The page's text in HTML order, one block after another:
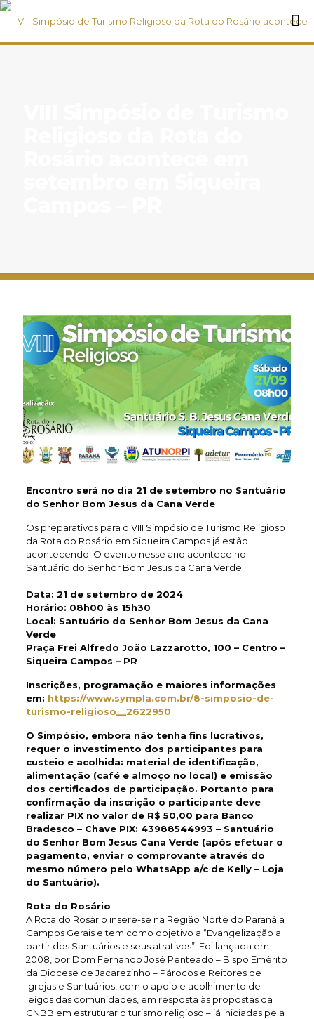
Encontro será no dia 21 de setembro no Santuário
do Senhor Bom Jesus da Cana Verde
Os preparativos para o VIII Simpósio de Turismo Religioso
da Rota do Rosário em Siqueira Campos já estão
acontecendo. O evento nesse ano acontece no
Santuário do Senhor Bom Jesus da Cana Verde.
Data: 21 de setembro de 2024
Horário: 08h00 às 15h30
Local: Santuário do Senhor Bom Jesus da Cana
Verde
Praça Frei Alfredo João Lazzarotto, 100 – Centro –
Siqueira Campos – PR
Inscrições, programação e maiores informações
em: https://www.sympla.com.br/8-simposio-de-
turismo-religioso__2622950
O Simpósio, embora não tenha fins lucrativos,
requer o investimento dos participantes para
custeio e acolhida: material de identificação,
alimentação (café e almoço no local) e emissão
dos certificados de participação. Portanto para
confirmação da inscrição o participante deve
realizar PIX no valor de R$ 50,00 para Banco
Bradesco – Chave PIX: 43988544993 – Santuário
do Senhor Bom Jesus Cana Verde (após efetuar o
pagamento, enviar o comprovante através do
mesmo número pelo WhatsApp a/c de Kelly – Loja
do Santuário).
Rota do Rosário
A Rota do Rosário insere-se na Região Norte do Paraná a
Campos Gerais e tem como objetivo a “Evangelização a
partir dos Santuários e seus atrativos”. Foi lançada em
2008, por Dom Fernando José Penteado – Bispo Emérito
da Diocese de Jacarezinho – Párocos e Reitores de
Igrejas e Santuários, com o apoio e acolhimento de
leigos das comunidades, em resposta às propostas da
CNBB em estruturar o turismo religioso – já iniciadas pela